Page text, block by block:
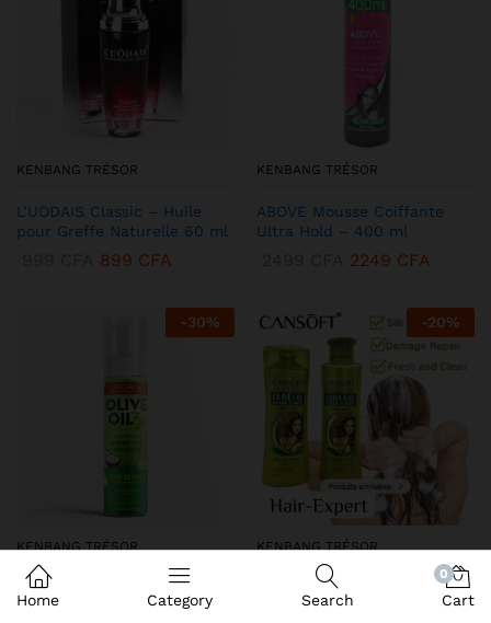
KENBANG TRÉSOR
L’UODAIS Classic – Huile
pour Greffe Naturelle 60 ml
899 CFA
KENBANG TRÉSOR
ABOVE Mousse Coiffante
Ultra Hold – 400 ml
2249 CFA
-30%
KENBANG TRÉSOR
DEQROY Olive Oil Mousse
Coiffante – Hold & Shine
-20%
KENBANG TRÉSOR
Duo CANSoft Shampooing &
Après-shampooing à l’Huile
Home Category Search
0
Cart